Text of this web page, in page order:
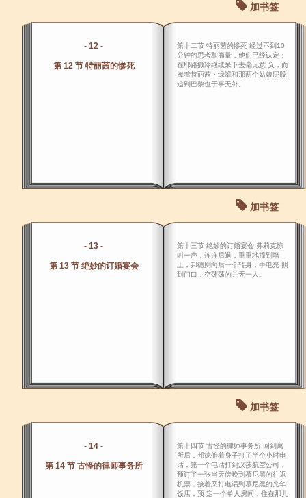
加书签
- 12 -
第 12 节 特丽茜的惨死
第十二节 特丽茜的惨死 经过不到10
分钟的思考和商量，他们已经认定：
在耶路撒冷继续呆下去毫无意 义，而
撵着特丽茜・绿翠和那两个姑娘屁股
追到巴黎也于事无补。
加书签
- 13 -
第 13 节 绝妙的订婚宴会
第十三节 绝妙的订婚宴会 弗莉克惊
叫一声，连连后退，重重地撞到墙
上，邦德则向后一个转身，手电光 照
到门口，空荡荡的并无一人。
加书签
- 14 -
第 14 节 古怪的律师事务所
第十四节 古怪的律师事务所 回到寓
所后，邦德俯着身子打了半个小时电
话，第一个电话打到汉莎航空公司，
预订了一张当天傍晚到慕尼黑的往返
机票，接着又打电话到慕尼黑的光华
饭店，预 定一个单人房间，住在那儿